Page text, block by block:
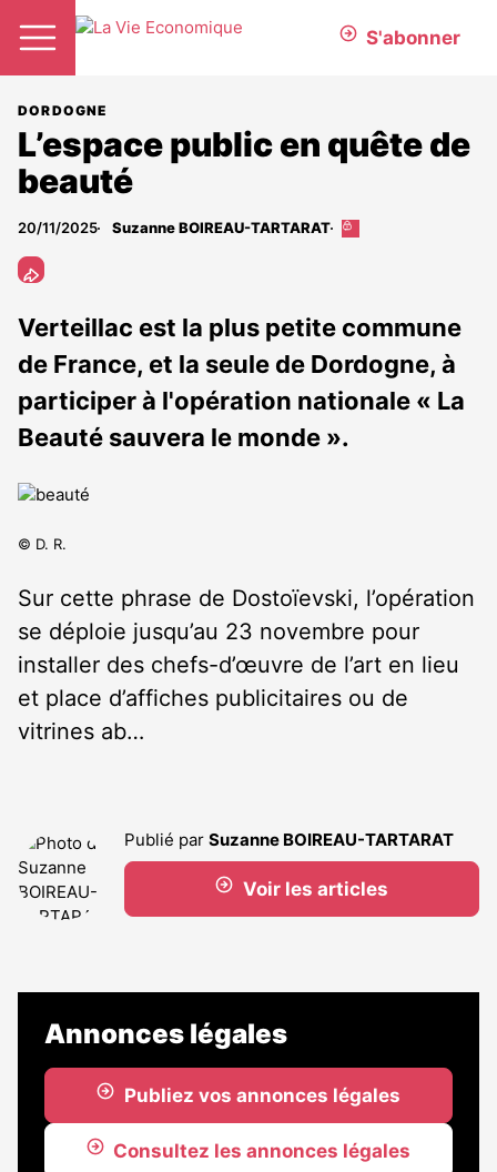
S'abonner
DORDOGNE
L’espace public en quête de
beauté
20/11/2025 Suzanne BOIREAU-TARTARAT
Cet
abonnés
Verteillac est la plus petite commune
de France, et la seule de Dordogne, à
participer à l'opération nationale « La
Beauté sauvera le monde ».
© D. R.
Sur cette phrase de Dostoïevski, l’opération
se déploie jusqu’au 23 novembre pour
installer des chefs-d’œuvre de l’art en lieu
et place d’affiches publicitaires ou de
vitrines ab…
Publié par Suzanne BOIREAU-TARTARAT
Voir les articles
Annonces légales
Publiez vos annonces légales
Consultez les annonces légales